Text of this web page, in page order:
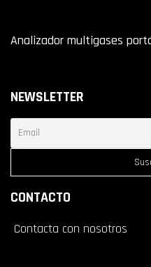
Analizador multigases
NEWSLETTER
CONTACTO
Contacta con nosotros